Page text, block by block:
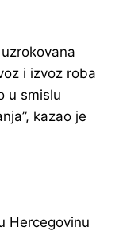
i izvoz roba
u smislu
kazao je
Hercegovinu